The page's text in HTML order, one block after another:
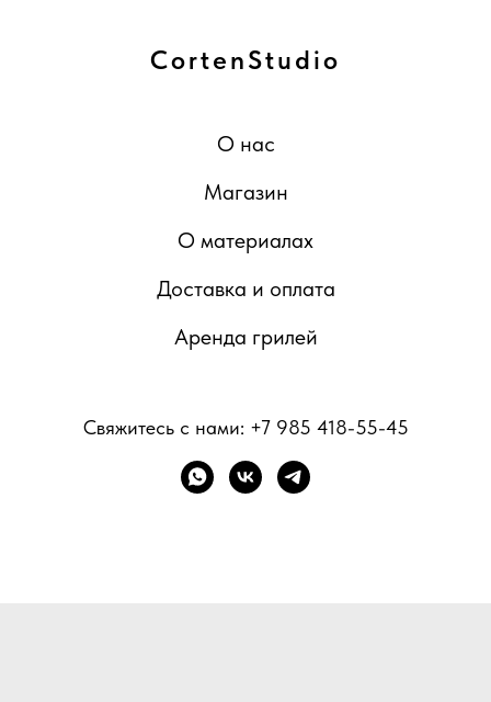
CortenStudio
О нас
Магазин
О материалах
Доставка и оплата
Аренда грилей
Свяжитесь с нами: +7 985 418-55-45